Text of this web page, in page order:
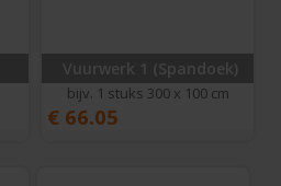
Vuurwerk 1 (Spandoek)
bijv. 1 stuks 300 x 100 cm
€ 66.05